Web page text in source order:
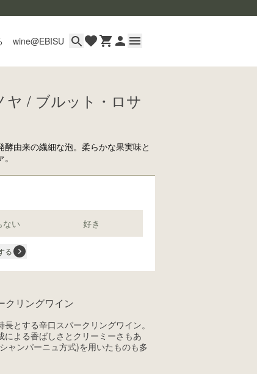
wine@EBISU
wine@とは
ヤ / ブルット・ロサ
由来の繊細な泡。柔らかな果実味と
ない 好き
る
クリングワイン
とする辛口スパークリングワイン。
による香ばしさとクリーミーさもあ
ャンパーニュ方式)を用いたものも多